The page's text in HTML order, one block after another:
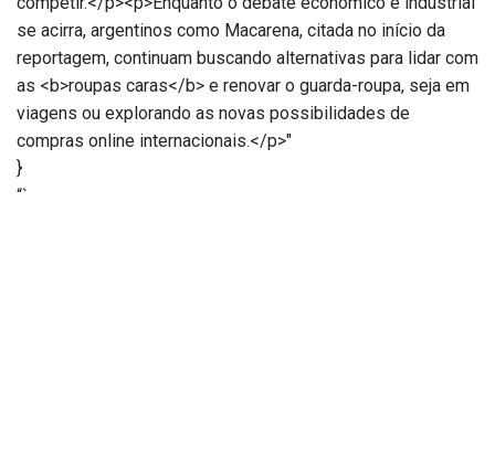
se acirra, argentinos como Macarena, citada no início da
reportagem, continuam buscando alternativas para lidar com
as <b>roupas caras</b> e renovar o guarda-roupa, seja em
viagens ou explorando as novas possibilidades de
compras online internacionais.</p>"
}
“`